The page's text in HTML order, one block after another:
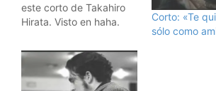
este corto de Takahiro
Hirata. Visto en haha.
Corto: «Te
sólo como